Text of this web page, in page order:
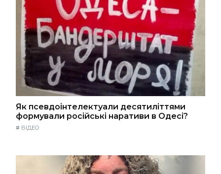
Як псевдоінтелектуали десятиліттями
формували російські наративи в Одесі?
# ВІДЕО